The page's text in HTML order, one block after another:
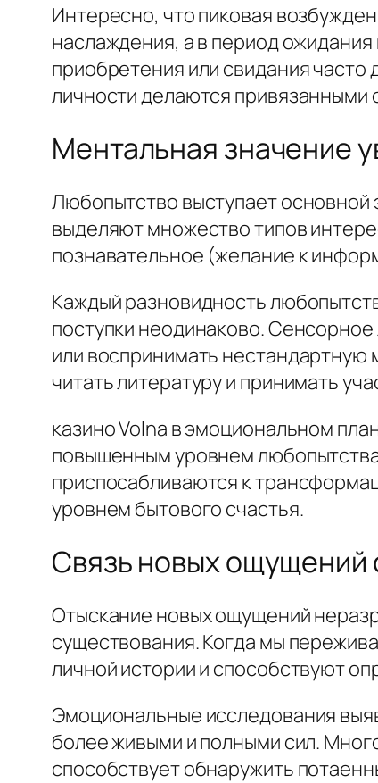
Интересно, что пиковая
наслаждения, а в период
приобретения или свидания
личности делаются привязанными
Ментальная значение
Любопытство выступает
выделяют множество типов
познавательное (желание к
Каждый разновидность
поступки неодинаково.
или воспринимать нестандартную
читать литературу и принимать
казино Volna в эмоциональном
повышенным уровнем
приспосабливаются к
уровнем бытового счастья.
Связь новых ощущений
Отыскание новых ощущений
существования. Когда мы
личной истории и способствуют
Эмоциональные исследования
более живыми и полными сил.
способствует обнаружить